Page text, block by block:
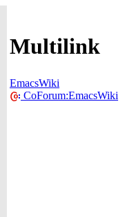
Multilink
EmacsWiki
CoForum:EmacsWiki